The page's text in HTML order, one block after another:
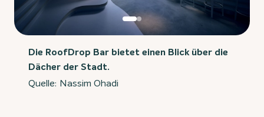
Die RoofDrop Bar bietet einen Blick über die
Dächer der Stadt.
Quelle: Nassim Ohadi